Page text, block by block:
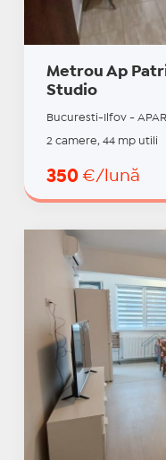
Metrou Ap
Studio
Bucuresti-Ilfov -
2 camere, 44 mp utili
350 €/lună